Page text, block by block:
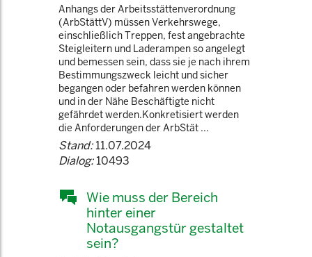
Anhangs der Arbeitsstättenverordnung
(ArbStättV) müssen Verkehrswege,
einschließlich Treppen, fest angebrachte
Steigleitern und Laderampen so angelegt
und bemessen sein, dass sie je nach ihrem
Bestimmungszweck leicht und sicher
begangen oder befahren werden können
und in der Nähe Beschäftigte nicht
gefährdet werden.Konkretisiert werden
die Anforderungen der ArbStät ...
Stand:11.07.2024
Dialog:10493
Wie muss der Bereich
hinter einer
Notausgangstür gestaltet
sein?